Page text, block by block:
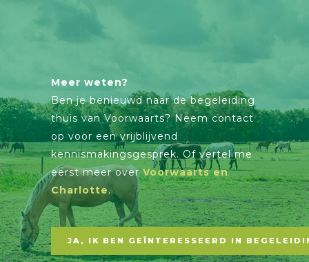
Meer weten?
Ben je benieuwd naar de begeleiding
thuis van Voorwaarts? Neem contact
op voor een vrijblijvend
kennismakingsgesprek. Of vertel me
eerst meer over Voorwaarts en
Charlotte.
JA, IK BEN GEÏNTERESSEERD IN